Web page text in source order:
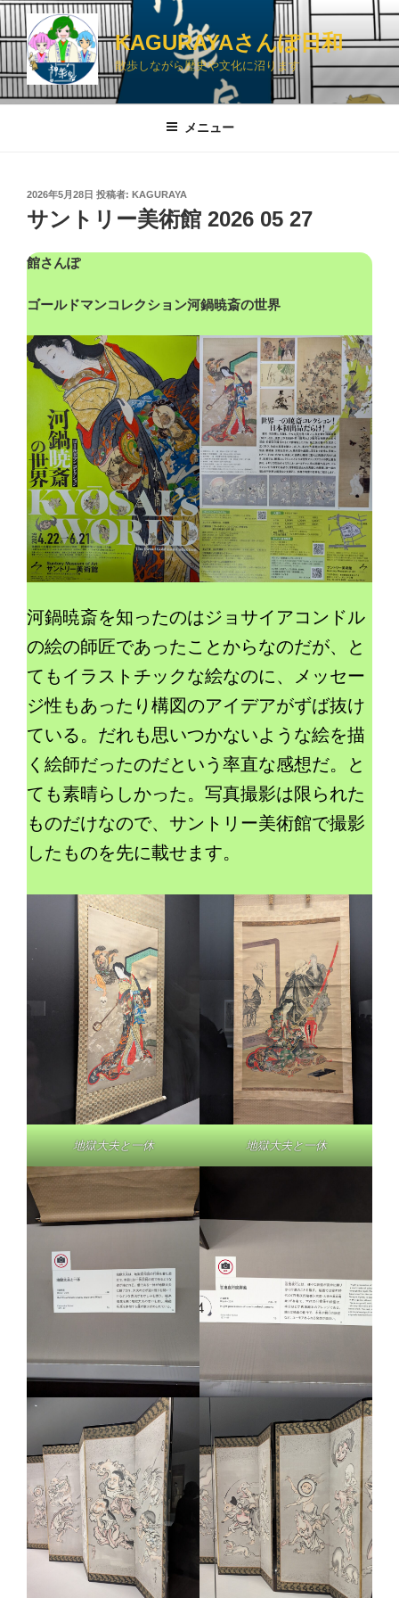
コ
ン
テ
ン
ツ
KAGURAYAさんぽ日和
散歩しながら歴史や文化に沼ります
メニュー
投
稿
日:
2026年5月28日 投稿者: KAGURAYA
サントリー美術館 2026 05 27
館さんぽ
ゴールドマンコレクション河鍋暁斎の世界
河鍋暁斎を知ったのはジョサイアコンドル
の絵の師匠であったことからなのだが、と
てもイラストチックな絵なのに、メッセー
ジ性もあったり構図のアイデアがずば抜け
ている。だれも思いつかないような絵を描
く絵師だったのだという率直な感想だ。と
ても素晴らしかった。写真撮影は限られた
ものだけなので、サントリー美術館で撮影
したものを先に載せます。
地獄大夫と一休 地獄大夫と一休